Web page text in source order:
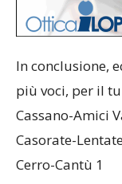
In conclusione,
più voci, per il
Cassano-Amici
Casorate-
Cerro-Cantù 1